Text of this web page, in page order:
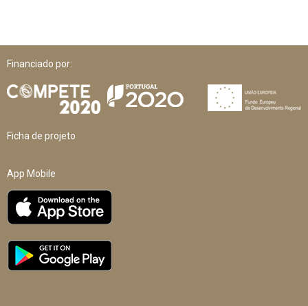
Financiado por:
Ficha de projeto
App Mobile